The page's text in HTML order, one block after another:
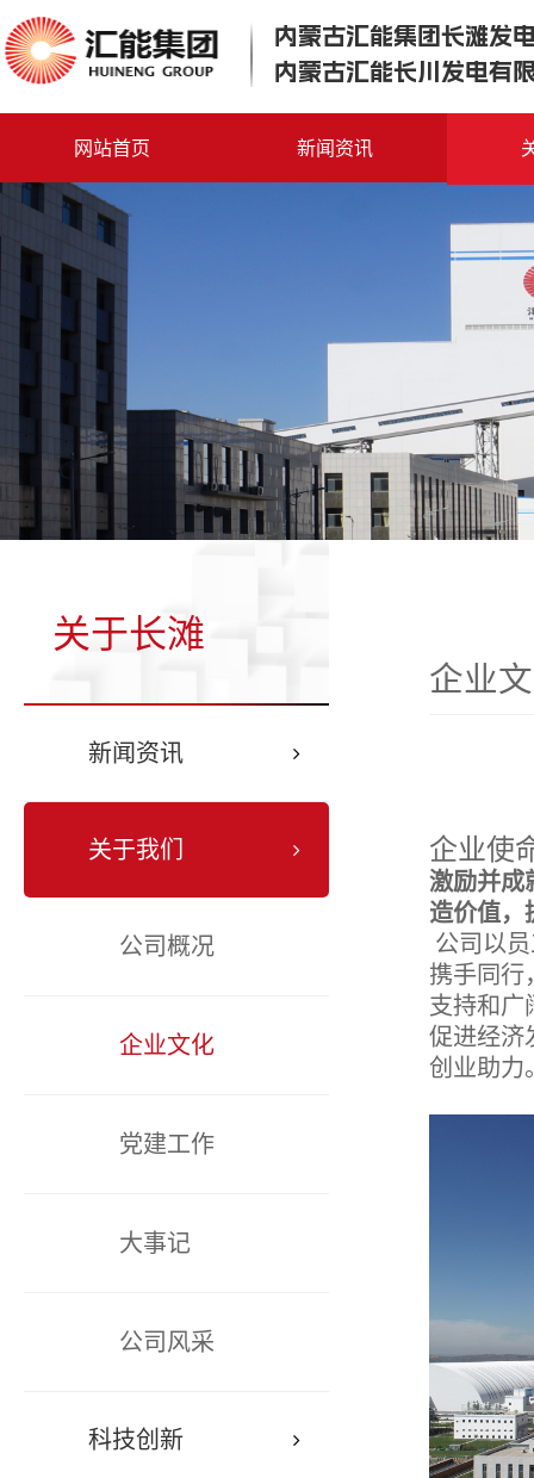
内蒙古汇能集团长滩发
内蒙古汇能长川发电有
网站首页 新闻资讯
关于长滩
新闻资讯
关于我们
公司概况
企业文化
党建工作
大事记
公司风采
科技创新
企业
企业使
激励并成
造价值，
公司以
携手同行
支持和广
促进经济
创业助力